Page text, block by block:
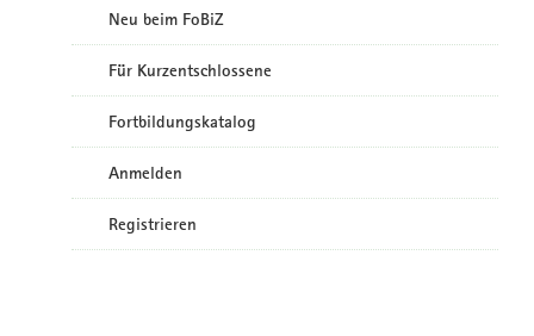
Neu beim FoBiZ
Für Kurzentschlossene
Fortbildungskatalog
Anmelden
Registrieren